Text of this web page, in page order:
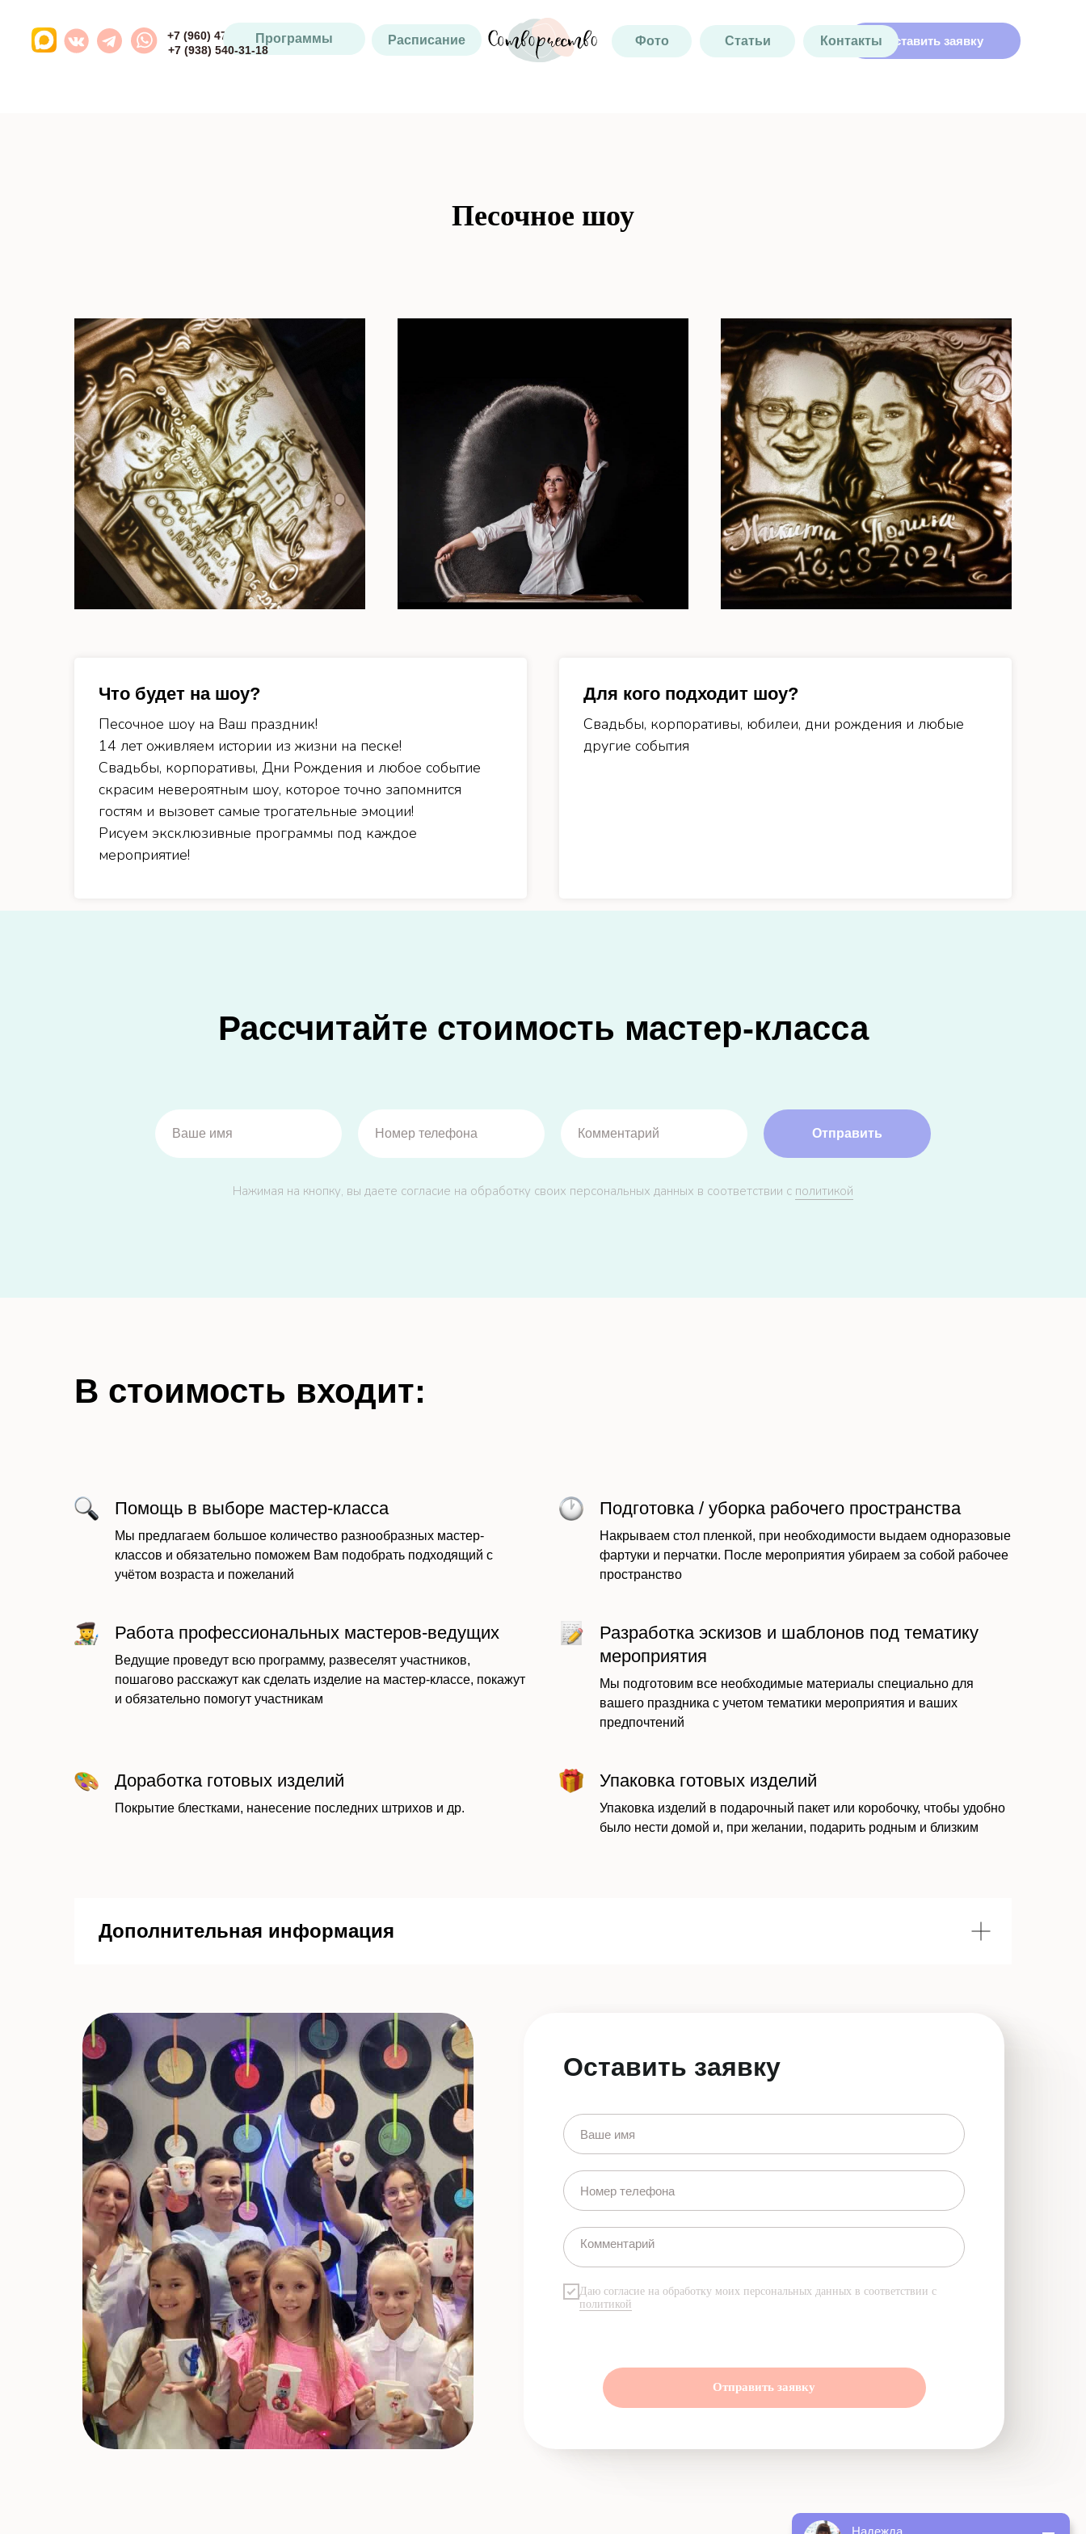
+7 (960) 471-93-64 Оставить заявку
Программы Расписание Фото Статьи Контакты
+7 (938) 540-31-18
Песочное шоу
Что будет на шоу?
Песочное шоу на Ваш праздник!
14 лет оживляем истории из жизни на песке!
Свадьбы, корпоративы, Дни Рождения и любое событие
скрасим невероятным шоу, которое точно запомнится
гостям и вызовет самые трогательные эмоции!
Рисуем эксклюзивные программы под каждое
мероприятие!
Для кого подходит шоу?
Свадьбы, корпоративы, юбилеи, дни рождения и любые
другие события
Рассчитайте стоимость мастер-класса
Отправить
Нажимая на кнопку, вы даете согласие на обработку своих персональных данных в соответствии с политикой
В стоимость входит:
Помощь в выборе мастер-класса
Мы предлагаем большое количество разнообразных мастер-
классов и обязательно поможем Вам подобрать подходящий с
учётом возраста и пожеланий
Подготовка / уборка рабочего пространства
Накрываем стол пленкой, при необходимости выдаем одноразовые
фартуки и перчатки. После мероприятия убираем за собой рабочее
пространство
Работа профессиональных мастеров-ведущих
Ведущие проведут всю программу, развеселят участников,
пошагово расскажут как сделать изделие на мастер-классе, покажут
и обязательно помогут участникам
Разработка эскизов и шаблонов под тематику
мероприятия
Мы подготовим все необходимые материалы специально для
вашего праздника с учетом тематики мероприятия и ваших
предпочтений
Доработка готовых изделий
Покрытие блестками, нанесение последних штрихов и др.
Упаковка готовых изделий
Упаковка изделий в подарочный пакет или коробочку, чтобы удобно
было нести домой и, при желании, подарить родным и близким
Дополнительная информация
Оставить заявку
Даю согласие на обработку моих персональных данных в соответствии с
политикой
Отправить заявку
Надежда